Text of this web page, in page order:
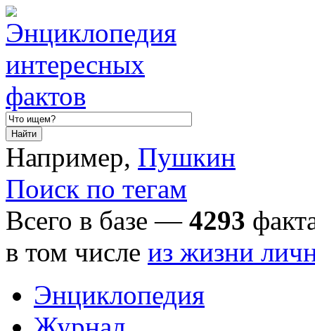
Например, Пушкин
Поиск по тегам
Всего в базе — 4293
в том числе из жизни
Энциклопедия